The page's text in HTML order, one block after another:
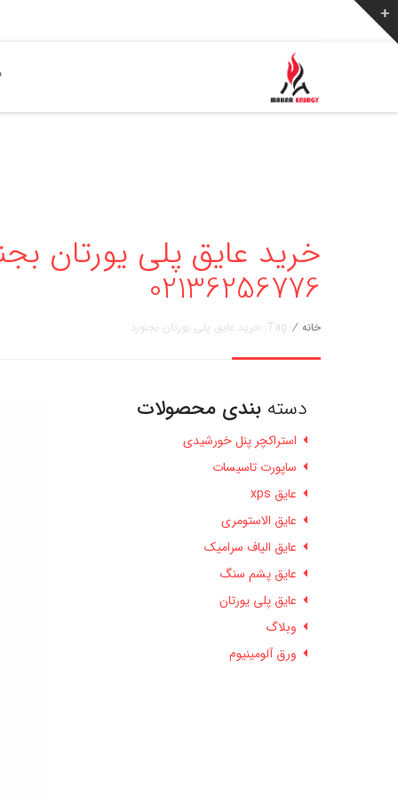
خرید عایق پلی یورتان
02136256776
خانه / Tag: خرید عایق پلی یورتان بجنورد
دسته بندی محصولات
استراکچر پنل خورشیدی
ساپورت تاسیسات
عایق xps
عایق الاستومری
عایق الیاف سرامیک
عایق پشم سنگ
عایق پلی یورتان
وبلاگ
ورق آلومینیوم